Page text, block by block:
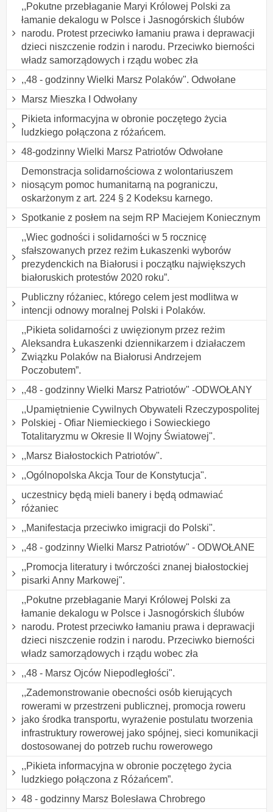
,,Pokutne przebłaganie Maryi Królowej Polski za
łamanie dekalogu w Polsce i Jasnogórskich ślubów
narodu. Protest przeciwko łamaniu prawa i deprawacji
dzieci niszczenie rodzin i narodu. Przeciwko bierności
władz samorządowych i rządu wobec zła
,,48 - godzinny Wielki Marsz Polaków". Odwołane
Marsz Mieszka I Odwołany
Pikieta informacyjna w obronie poczętego życia
ludzkiego połączona z różańcem.
48-godzinny Wielki Marsz Patriotów Odwołane
Demonstracja solidarnościowa z wolontariuszem
niosącym pomoc humanitarną na pograniczu,
oskarżonym z art. 224 § 2 Kodeksu karnego.
Spotkanie z posłem na sejm RP Maciejem Koniecznym
,,Wiec godności i solidarności w 5 rocznicę
sfałszowanych przez reżim Łukaszenki wyborów
prezydenckich na Białorusi i początku największych
białoruskich protestów 2020 roku”.
Publiczny różaniec, którego celem jest modlitwa w
intencji odnowy moralnej Polski i Polaków.
,,Pikieta solidarności z uwięzionym przez reżim
Aleksandra Łukaszenki dziennikarzem i działaczem
Związku Polaków na Białorusi Andrzejem
Poczobutem”.
,,48 - godzinny Wielki Marsz Patriotów" -ODWOŁANY
,,Upamiętnienie Cywilnych Obywateli Rzeczypospolitej
Polskiej - Ofiar Niemieckiego i Sowieckiego
Totalitaryzmu w Okresie II Wojny Światowej".
,,Marsz Białostockich Patriotów".
,,Ogólnopolska Akcja Tour de Konstytucja".
uczestnicy będą mieli banery i będą odmawiać
różaniec
,,Manifestacja przeciwko imigracji do Polski".
,,48 - godzinny Wielki Marsz Patriotów" - ODWOŁANE
,,Promocja literatury i twórczości znanej białostockiej
pisarki Anny Markowej".
,,Pokutne przebłaganie Maryi Królowej Polski za
łamanie dekalogu w Polsce i Jasnogórskich ślubów
narodu. Protest przeciwko łamaniu prawa i deprawacji
dzieci niszczenie rodzin i narodu. Przeciwko bierności
władz samorządowych i rządu wobec zła
,,48 - Marsz Ojców Niepodległości".
,,Zademonstrowanie obecności osób kierujących
rowerami w przestrzeni publicznej, promocja roweru
jako środka transportu, wyrażenie postulatu tworzenia
infrastruktury rowerowej jako spójnej, sieci komunikacji
dostosowanej do potrzeb ruchu rowerowego
,,Pikieta informacyjna w obronie poczętego życia
ludzkiego połączona z Różańcem”.
48 - godzinny Marsz Bolesława Chrobrego